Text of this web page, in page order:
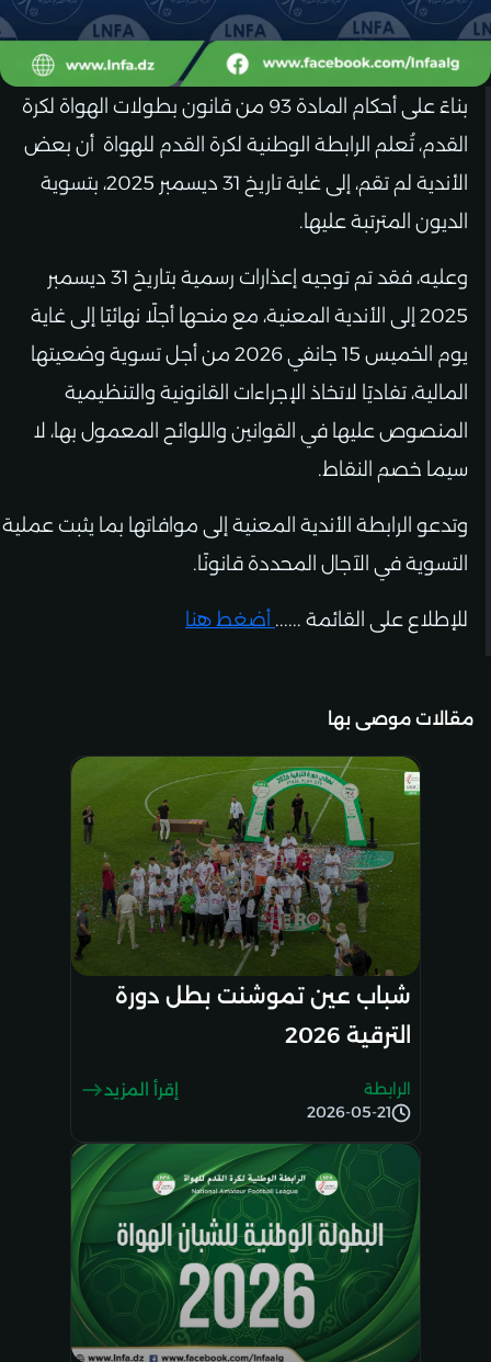
بناءً على أحكام المادة 93 من قانون بطولات الهواة لكرة
القدم، تُعلم الرابطة الوطنية لكرة القدم للهواة أن بعض
الأندية لم تقم، إلى غاية تاريخ 31 ديسمبر 2025، بتسوية
الديون المترتبة عليها.
وعليه، فقد تم توجيه إعذارات رسمية بتاريخ 31 ديسمبر
2025 إلى الأندية المعنية، مع منحها أجلًا نهائيًا إلى غاية
يوم الخميس 15 جانفي 2026 من أجل تسوية وضعيتها
المالية، تفاديًا لاتخاذ الإجراءات القانونية والتنظيمية
المنصوص عليها في القوانين واللوائح المعمول بها، لا
سيما خصم النقاط.
وتدعو الرابطة الأندية المعنية إلى موافاتها بما يثبت عملية
التسوية في الآجال المحددة قانونًا.
للإطلاع على القائمة ...... أضغط هنا
مقالات موصى بها
شباب عين تموشنت بطل دورة
الترقية 2026
2026-05-21
الرابطة إقرأ المزيد